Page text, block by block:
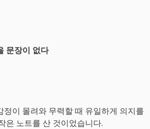
문장이 없다
정이 몰려와 무력할 때 유일하게 의지를
은 노트를 산 것이었습니다.